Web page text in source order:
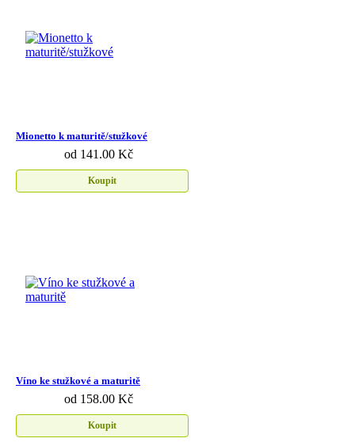
Mionetto k maturitě/stužkové
od 141.00 Kč
Koupit
Víno ke stužkové a maturitě
od 158.00 Kč
Koupit